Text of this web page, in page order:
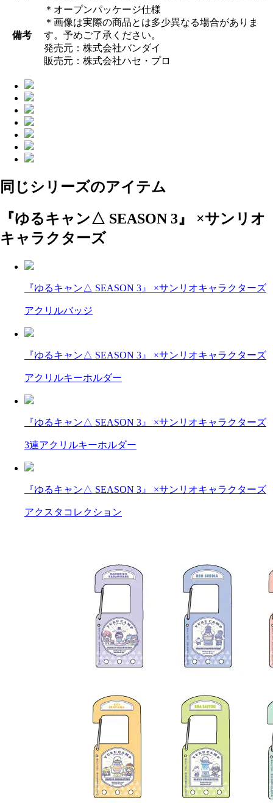
備考
＊オープンパッケージ仕様
＊画像は実際の商品とは多少異なる場合がありま
す。予めご了承ください。
発売元：株式会社バンダイ
販売元：株式会社ハセ・プロ
同じシリーズのアイテム
『ゆるキャン△ SEASON 3』 ×サンリオ
キャラクターズ
『ゆるキャン△ SEASON 3』 ×サンリオキャラクターズ
アクリルバッジ
『ゆるキャン△ SEASON 3』 ×サンリオキャラクターズ
アクリルキーホルダー
『ゆるキャン△ SEASON 3』 ×サンリオキャラクターズ
3連アクリルキーホルダー
『ゆるキャン△ SEASON 3』 ×サンリオキャラクターズ
アクスタコレクション